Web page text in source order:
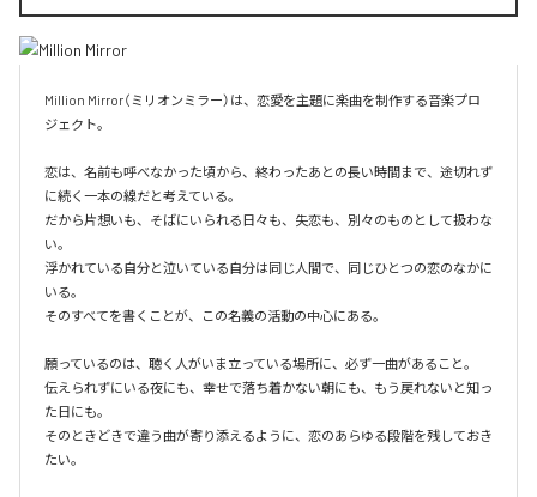
Million Mirror（ミリオンミラー）は、恋愛を主題に楽曲を制作する音楽プロ
ジェクト。
恋は、名前も呼べなかった頃から、終わったあとの長い時間まで、途切れず
に続く一本の線だと考えている。
だから片想いも、そばにいられる日々も、失恋も、別々のものとして扱わな
い。
浮かれている自分と泣いている自分は同じ人間で、同じひとつの恋のなかに
いる。
そのすべてを書くことが、この名義の活動の中心にある。
願っているのは、聴く人がいま立っている場所に、必ず一曲があること。
伝えられずにいる夜にも、幸せで落ち着かない朝にも、もう戻れないと知っ
た日にも。
そのときどきで違う曲が寄り添えるように、恋のあらゆる段階を残しておき
たい。